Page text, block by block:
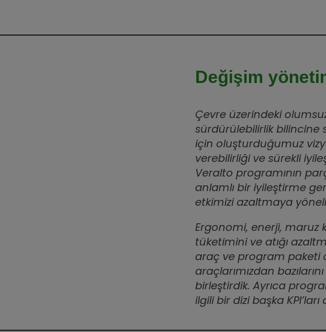
Değişim
Çevre üzerindeki
sürdürülebilirlik bilincine
için oluşturduğumuz
verebilirliği ve sürekli
Veralto programının
anlamlı bir iyileştirme
etkimizi azaltmaya
Ergonomi, enerji, maruz
tüketimini ve atığı
araç ve program paketi
araçlarımızdan
birleştirdik. Ayrıca
ilgili bir dizi başka